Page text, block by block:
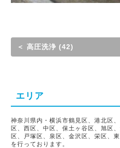
＜ 高圧洗浄 (42)
エリア
神奈川県内・横浜市鶴見区、港北区
区、西区、中区、保土ヶ谷区、旭区
区、戸塚区、泉区、金沢区、栄区、
を行っております。